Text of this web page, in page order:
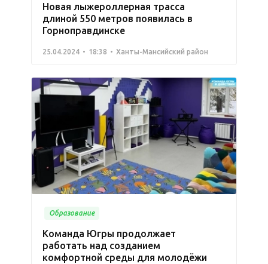
Новая лыжероллерная трасса
длиной 550 метров появилась в
Горноправдинске
25.04.2024 18:38 Ханты-Мансийский район
Образование
Команда Югры продолжает
работать над созданием
комфортной среды для молодёжи